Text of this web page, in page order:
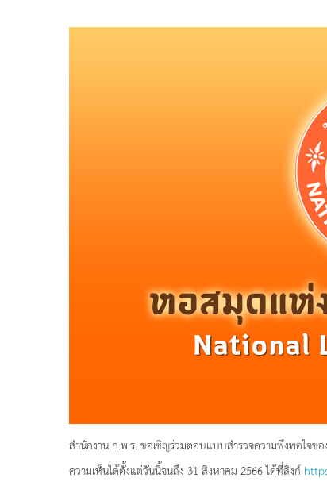
สำนักงาน ก.พ.ร. ขอเชิญร่วมตอบแบบสำรวจความพึงพอใจข
ความเห็นได้ตั้งแต่วันนี้จนถึง 31 สิงหาคม 2566 ได้ที่ลิงก์